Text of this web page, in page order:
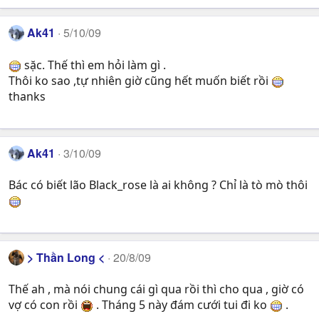
Ak41 5/10/09
sặc. Thế thì em hỏi làm gì .
Thôi ko sao ,tự nhiên giờ cũng hết muốn biết rồi
thanks
Ak41 3/10/09
Bác có biết lão Black_rose là ai không ? Chỉ là tò mò thôi
> Thần Long < 20/8/09
Thế ah , mà nói chung cái gì qua rồi thì cho qua , giờ có
vợ có con rồi
. Tháng 5 này đám cưới tui đi ko .